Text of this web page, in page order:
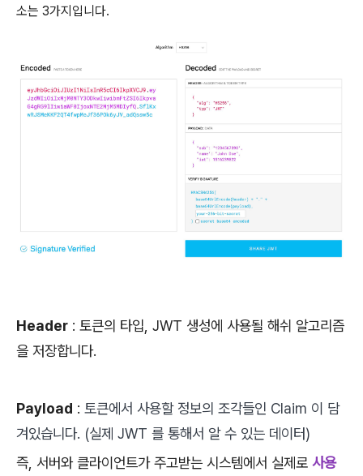
소는 3가지입니다.
Header : 토큰의 타입, JWT 생성에 사용될 해쉬 알고리즘
을 저장합니다.
Payload : 토큰에서 사용할 정보의 조각들인 Claim 이 담
겨있습니다. (실제 JWT 를 통해서 알 수 있는 데이터)
즉, 서버와 클라이언트가 주고받는 시스템에서 실제로 사용